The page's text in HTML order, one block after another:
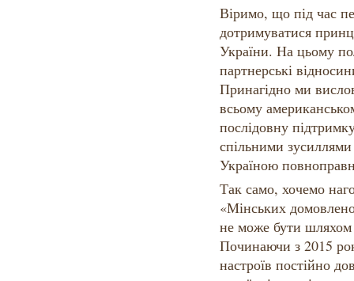
Віримо, що під час
дотримуватися
України. На цьому
партнерські
Принагідно ми
всьому
послідовну
спільними
Україною
Так само, хочемо
«Мінських
не може бути
Починаючи з 2015
настроїв постійно